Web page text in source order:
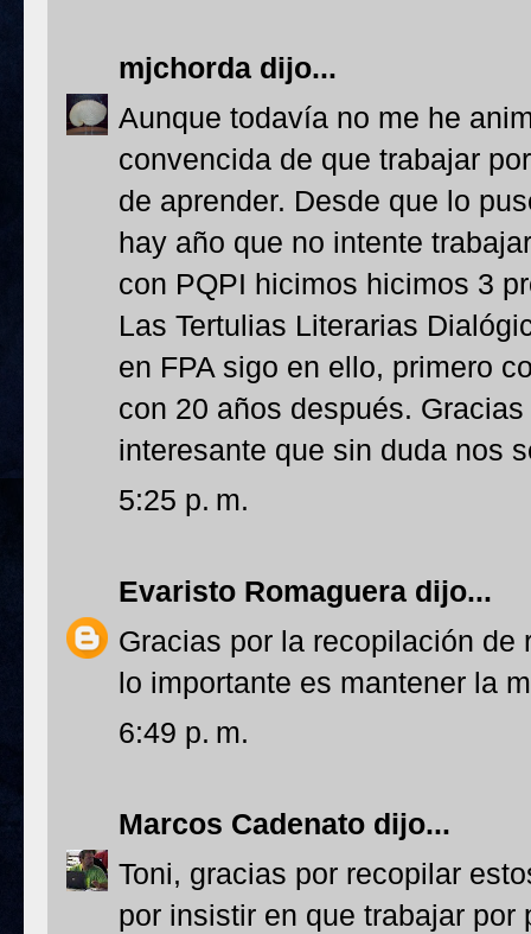
mjchorda dijo...
Aunque todavía no me he
convencida de que trabajar
de aprender. Desde que lo
hay año que no intente
con PQPI hicimos hicimos 3
Las Tertulias Literarias
en FPA sigo en ello, primero
con 20 años después.
interesante que sin duda nos
5:25 p. m.
Evaristo Romaguera dijo...
Gracias por la recopilación de
lo importante es mantener la
6:49 p. m.
Marcos Cadenato dijo...
Toni, gracias por recopilar
por insistir en que trabajar por